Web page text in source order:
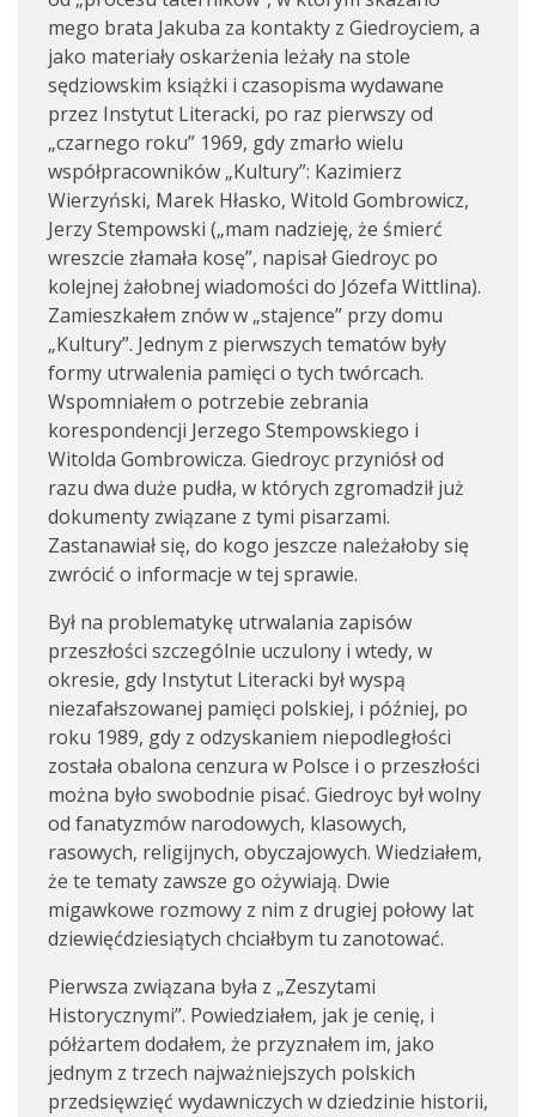
mego brata Jakuba za kontakty z Giedroyciem, a
jako materiały oskarżenia leżały na stole
sędziowskim książki i czasopisma wydawane
przez Instytut Literacki, po raz pierwszy od
„czarnego roku” 1969, gdy zmarło wielu
współpracowników „Kultury”: Kazimierz
Wierzyński, Marek Hłasko, Witold Gombrowicz,
Jerzy Stempowski („mam nadzieję, że śmierć
wreszcie złamała kosę”, napisał Giedroyc po
kolejnej żałobnej wiadomości do Józefa Wittlina).
Zamieszkałem znów w „stajence” przy domu
„Kultury”. Jednym z pierwszych tematów były
formy utrwalenia pamięci o tych twórcach.
Wspomniałem o potrzebie zebrania
korespondencji Jerzego Stempowskiego i
Witolda Gombrowicza. Giedroyc przyniósł od
razu dwa duże pudła, w których zgromadził już
dokumenty związane z tymi pisarzami.
Zastanawiał się, do kogo jeszcze należałoby się
zwrócić o informacje w tej sprawie.
Był na problematykę utrwalania zapisów
przeszłości szczególnie uczulony i wtedy, w
okresie, gdy Instytut Literacki był wyspą
niezafałszowanej pamięci polskiej, i później, po
roku 1989, gdy z odzyskaniem niepodległości
została obalona cenzura w Polsce i o przeszłości
można było swobodnie pisać. Giedroyc był wolny
od fanatyzmów narodowych, klasowych,
rasowych, religijnych, obyczajowych. Wiedziałem,
że te tematy zawsze go ożywiają. Dwie
migawkowe rozmowy z nim z drugiej połowy lat
dziewięćdziesiątych chciałbym tu zanotować.
Pierwsza związana była z „Zeszytami
Historycznymi”. Powiedziałem, jak je cenię, i
półżartem dodałem, że przyznałem im, jako
jednym z trzech najważniejszych polskich
przedsięwzięć wydawniczych w dziedzinie historii,